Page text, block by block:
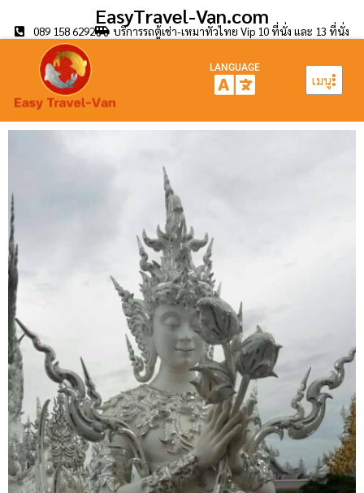
EasyTravel-Van.com
089 158 6292 บริการรถตู้เช่า-เหมาทั่วไทย Vip 10 ที่นั่ง และ 13 ที่นั่ง
เมนู
LANGUAGE